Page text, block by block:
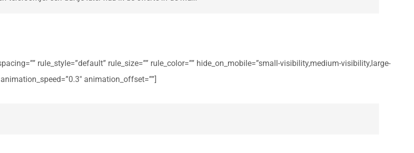
rule_style=”default” rule_size=”” rule_color=”” hide_on_mobile=”small-visibility,medium-visibility,large-
animation_offset=””]